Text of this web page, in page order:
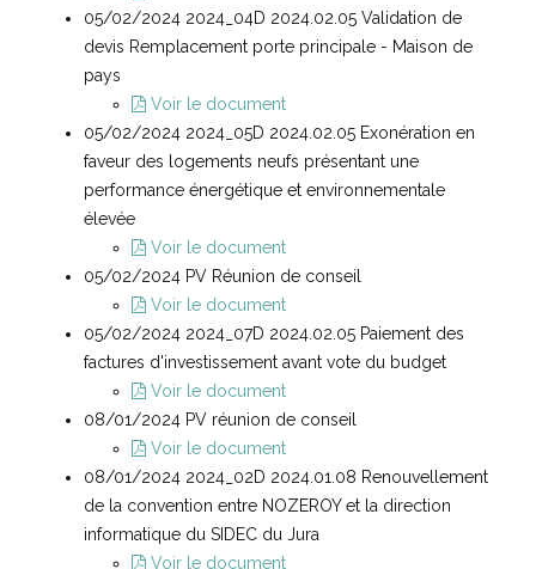
05/02/2024 2024_04D 2024.02.05 Validation de
devis Remplacement porte principale - Maison de
pays
Voir le document
05/02/2024 2024_05D 2024.02.05 Exonération en
faveur des logements neufs présentant une
performance énergétique et environnementale
élevée
Voir le document
05/02/2024 PV Réunion de conseil
Voir le document
05/02/2024 2024_07D 2024.02.05 Paiement des
factures d'investissement avant vote du budget
Voir le document
08/01/2024 PV réunion de conseil
Voir le document
08/01/2024 2024_02D 2024.01.08 Renouvellement
de la convention entre NOZEROY et la direction
informatique du SIDEC du Jura
Voir le document